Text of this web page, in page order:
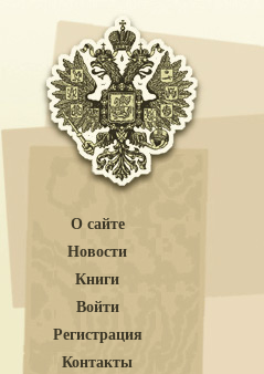
О сайте
Новости
Книги
Войти
Регистрация
Контакты